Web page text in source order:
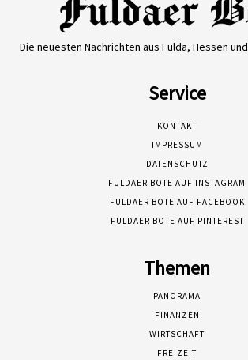
Die neuesten Nachrichten aus Fulda, Hessen
Service
KONTAKT
IMPRESSUM
DATENSCHUTZ
FULDAER BOTE AUF INSTAGRAM
FULDAER BOTE AUF FACEBOOK
FULDAER BOTE AUF PINTEREST
Themen
PANORAMA
FINANZEN
WIRTSCHAFT
FREIZEIT